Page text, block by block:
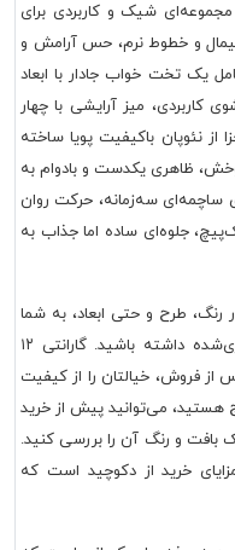
شیک و کاربردی برای
و خطوط نرم، حس آرامش و
یک تخت خواب جادار با ابعاد
کشوی کاربردی، میز آرایشی با چهار
نئوپان باکیفیت پویا ساخته
ظاهری یکدست و بادوام به
ساچمه‌ای سه‌زمانه، حرکت روان
جلوه‌ای ساده اما جذاب به
طرح و حتی ابعاد، به شما
اجازه می‌دهد اتاق خوابی کاملاً شخصی‌سازی‌شده داشته باشید. گارانتی ۱۲
فروش، خیالتان را از کیفیت
هستید، می‌توانید پیش از خرید
بافت و رنگ آن را بررسی کنید.
خرید از دکوچید است که